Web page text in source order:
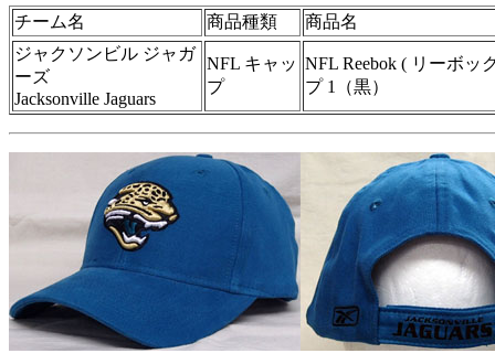
チーム名 商品種類
商品名
ジャクソンビル ジャガ
ーズ
Jacksonville Jaguars
NFL キャッ
プ
NFL Reebok ( リーボッ
プ 1（黒）